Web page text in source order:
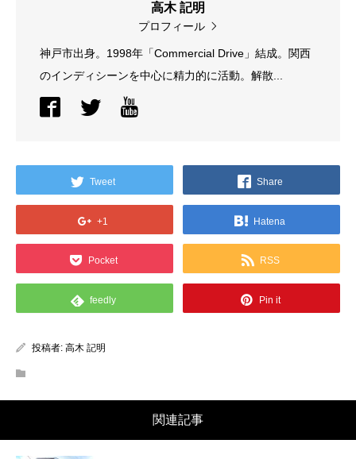
高木 記明
プロフィール
神戸市出身。1998年「Commercial Drive」結成。関西
のインディシーンを中心に精力的に活動。解散...
Tweet Share
+1 Hatena
Pocket RSS
feedly Pin it
投稿者: 高木 記明
関連記事